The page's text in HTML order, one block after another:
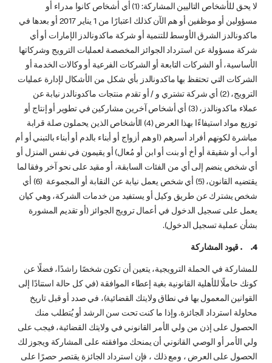
لا یحق للأشخاص التاليين المشاركة: (1) أي أشخاص كانوا مدراء أو
مسؤولين أو موظفين أو هم الآن كذلك اعتبارًا من 1 يناير 2017 أو بعدها في
ماكدونالدز الشرق الأوسط للتنمية أو شركة ماكدونالدز الإمارات أو أي
شركة مسؤولة عن استرداد الجوائز المخصصة لعمليات الترويج وشركاتها
الأساسية، أو الشركات التابعة أو الشركات الفرعية أو وكالات الخدمة أو
الشركات التي تحتفظ بها ماكدونالدز بأي شكل من الأشكال لإدارة عمليات
الترويج، (2) أي شركة تشتري و / أو تقدم منتجات ماكدونالدز نيابة عن
عملاء ماكدونالدز، (3) أي أشخاص آخرين مشاركين في تطوير أو إنتاج أو
توزيع مواد استيفاءًا بهذا العرض (4) الأشخاص الذين يحملون صلة قرابة
مباشرة لكونهم أفراد أسرهم (او هم أزواج أو أبناء بالدم أو أبناء بالتبني أو أم
أو أب أو شقيقة أو أخ أو بنت أو ابن أو مُعال) أو يقيمون في نفس المنزل أو
أي شخص ينضم إلى أي من الفئات السابقة، أو مقيد على نحو آخر وفقا لما
يقتضيه القانون، (5) أي شخص يعمل نيابة عن النقابة أو المجموعة (6) أي
شخص يشترك عن طریق وکیل أو یستفید من خدمات الشركة، وهي کیان
يعمل على تسجيل الدخول في أعمال ترويج الجوائز (أو تقدیم المشورة
بشأن عملية تسجيل الدخول).
4. . قيود المشاركة
للمشاركة في الحملة الترويجية، يتعين أن تكون شخصًا راشدًا، فضلًا عن
كونك حاملًا للأهلية القانونية بغية إعطاء الموافقة (في كل حالة استنادًا إلى
القوانين المعمول بها في نطاق ولايتك القضائية)، في صدد أو قبل تاريخ
محاولة استرداد الجائزة. وإذا ما كنت تحت سن الرشد أو يُتطلب منك
الحصول على إذن من ولي الأمر القانوني في ولايتك القضائية، فيجب على
ولي الأمر أو الوصي القانوني أن يمنحك موافقته على المشاركة ويجوز لك
الحصول على العرض ، ومع ذلك ، فإن استرداد الجائزة يقتصر حصرًا على